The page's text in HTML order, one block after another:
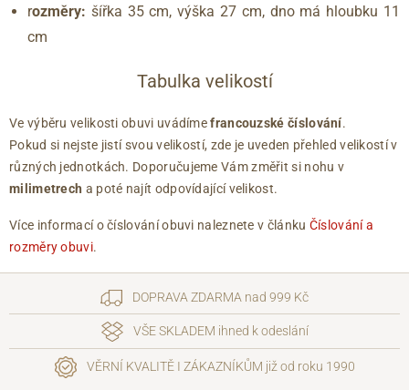
rozměry: šířka 35 cm, výška 27 cm, dno má hloubku 11
cm
Tabulka velikostí
Ve výběru velikosti obuvi uvádímefrancouzské číslování.
Pokud si nejste jistí svou velikostí, zde je uveden přehled velikostí v
různých jednotkách. Doporučujeme Vám změřit si nohu v
milimetrech a poté najít odpovídající velikost.
Více informací o číslování obuvi naleznete v článku Číslování a
rozměry obuvi.
DOPRAVA ZDARMA nad 999 Kč
VŠE SKLADEM ihned k odeslání
VĚRNÍ KVALITĚ I ZÁKAZNÍKŮM již od roku 1990